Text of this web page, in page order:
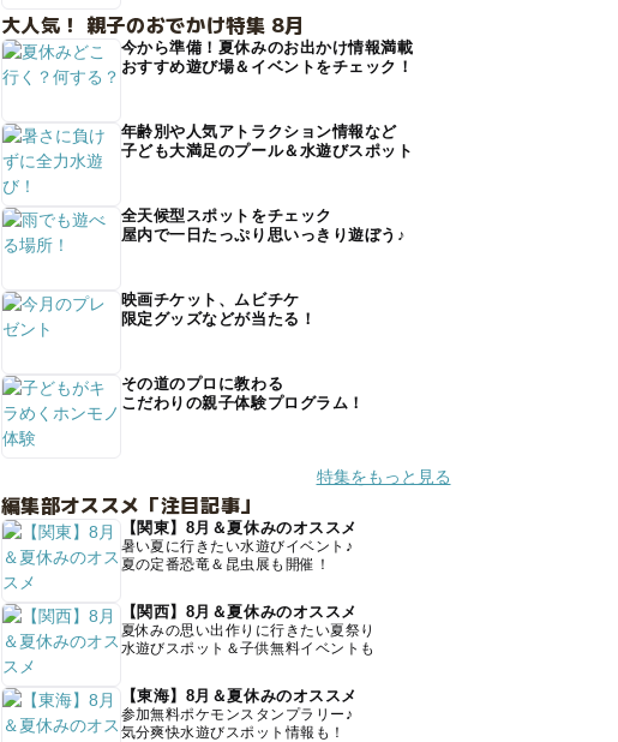
大人気！ 親子のおでかけ特集 8月
今から準備！夏休みのお出かけ情報満載
おすすめ遊び場＆イベントをチェック！
年齢別や人気アトラクション情報など
子ども大満足のプール＆水遊びスポット
全天候型スポットをチェック
屋内で一日たっぷり思いっきり遊ぼう♪
映画チケット、ムビチケ
限定グッズなどが当たる！
その道のプロに教わる
こだわりの親子体験プログラム！
特集をもっと見る
編集部オススメ「注目記事」
【関東】8月＆夏休みのオススメ
暑い夏に行きたい水遊びイベント♪
夏の定番恐竜＆昆虫展も開催！
【関西】8月＆夏休みのオススメ
夏休みの思い出作りに行きたい夏祭り
水遊びスポット＆子供無料イベントも
【東海】8月＆夏休みのオススメ
参加無料ポケモンスタンプラリー♪
気分爽快水遊びスポット情報も！